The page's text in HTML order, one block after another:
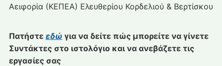
Αειφορία (ΚΕΠΕΑ) Ελευθερίου Κορδελιού & Βερτίσκου
Πατήστε εδώ για να δείτε πώς μπορείτε να γίνετε
Συντάκτες στο ιστολόγιο και να ανεβάζετε τις
εργασίες σας